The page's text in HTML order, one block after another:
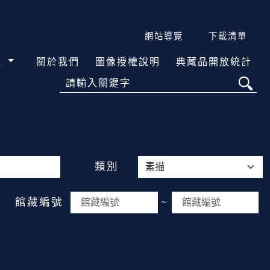
網站導覽 下載清單
關於我們 圖像授權說明 典藏品開放統計
請輸入關鍵字
類別
館藏編號 ~